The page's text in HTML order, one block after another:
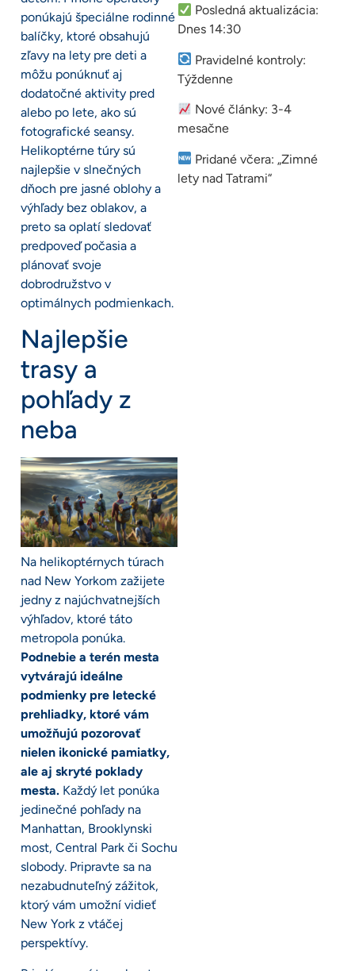
ponúkajú špeciálne rodinné
balíčky, ktoré obsahujú
zľavy na lety pre deti a
môžu ponúknuť aj
dodatočné aktivity pred
alebo po lete, ako sú
fotografické seansy.
Helikoptérne túry sú
najlepšie v slnečných
dňoch pre jasné oblohy a
výhľady bez oblakov, a
preto sa oplatí sledovať
predpoveď počasia a
plánovať svoje
dobrodružstvo v
optimálnych podmienkach.
Najlepšie
trasy a
pohľady z
neba
Na helikoptérnych túrach
nad New Yorkom zažijete
jedny z najúchvatnejších
výhľadov, ktoré táto
metropola ponúka.
Podnebie a terén mesta
vytvárajú ideálne
podmienky pre letecké
prehliadky, ktoré vám
umožňujú pozorovať
nielen ikonické pamiatky,
ale aj skryté poklady
mesta. Každý let ponúka
jedinečné pohľady na
Manhattan, Brooklynski
most, Central Park či Sochu
slobody. Pripravte sa na
nezabudnuteľný zážitok,
ktorý vám umožní vidieť
New York z vtáčej
perspektívy.
Posledná aktualizácia:
Dnes 14:30
Pravidelné kontroly:
Týždenne
Nové články: 3-4
mesačne
Pridané včera: „Zimné
lety nad Tatrami“